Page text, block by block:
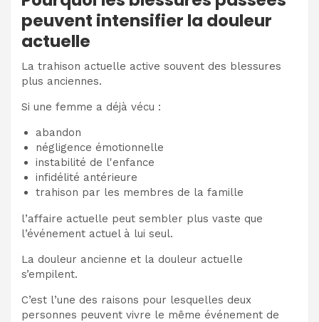
peuvent intensifier la douleur
actuelle
La trahison actuelle active souvent des blessures
plus anciennes.
Si une femme a déjà vécu :
abandon
négligence émotionnelle
instabilité de l'enfance
infidélité antérieure
trahison par les membres de la famille
l’affaire actuelle peut sembler plus vaste que
l’événement actuel à lui seul.
La douleur ancienne et la douleur actuelle
s’empilent.
C’est l’une des raisons pour lesquelles deux
personnes peuvent vivre le même événement de